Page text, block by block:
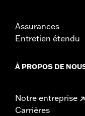
Assurances
Entretien étendu
À PROPOS DE
Notre entreprise
Carrières